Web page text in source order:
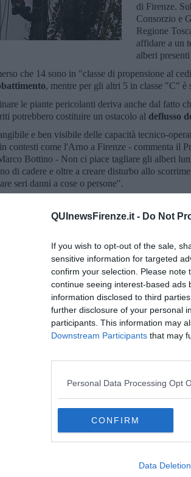
QUInewsFirenze.it - Do Not
If you wish to opt-out of the sale,
sensitive information for targeted
confirm your selection. Please
continue seeing interest-based ads
information disclosed to third
further disclosure of your personal
participants. This information may
Downstream Participants that may
Personal Data Processing Opt
CONFIRM
Data Deletion
di Firenze.
Consorzio e
Regione
affidare a un
alberi
che 14 sono in "classe di propensione al
, mentre per gli altri 5 in classe "C" è
le piante pericolanti deriva anche dal fatto
potrebbero costituire un ostacolo al deflusso
e ben visibile delle capacità tecnico-
contesti come l'Arno a Firenze - commenta il
Bottino - Non ci piace tagliare gli alberi
di cadere e oltre a creare disturbo allo
seri danni a cose o persone".
notizie principali della Toscana iscriviti alla
alle 20:00 direttamente nella tua casella di
anche:
processionaria annientati
da abbattere
il lungarno
ingegneria civile valdarno toscana arno